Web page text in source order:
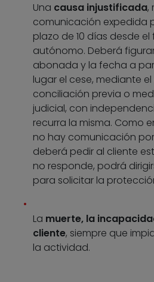
Una causa injustificada,
comunicación expedida
plazo de 10 días desde
autónomo. Deberá
abonada y la fecha a
lugar el cese, mediante
conciliación previa o
judicial, con
recurra la misma. Como
no hay comunicación
deberá pedir al cliente
no responde, podrá
para solicitar la
La muerte, la
cliente, siempre que
la actividad.